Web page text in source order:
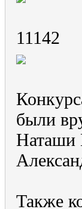
11142
были
Наташи
Также